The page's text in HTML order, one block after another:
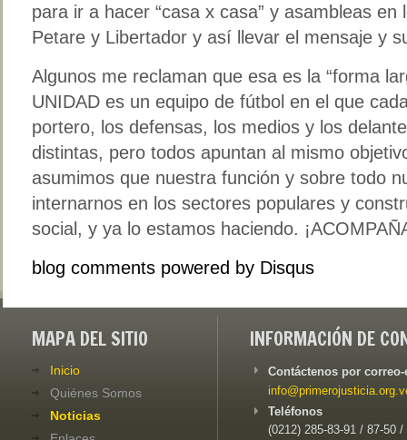
para ir a hacer “casa x casa” y asambleas
Petare y Libertador y así llevar el mensaje y
Algunos me reclaman que esa es la “forma
UNIDAD es un equipo de fútbol en el que
portero, los defensas, los medios y los
distintas, pero todos apuntan al mismo
asumimos que nuestra función y sobre todo
internarnos en los sectores populares y
social, y ya lo estamos haciendo.
blog comments powered by Disqus
MAPA DEL SITIO
Inicio
Quiénes Somos
Noticias
INFORMACIÓN DE
Contáctenos por
Teléfonos
(0212) 285-83-91 / 87-50 /